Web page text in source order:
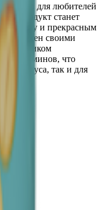
выбор для любителей
продукт станет
и прекрасным
известен своими
источником
и витаминов, что
перекуса, так и для